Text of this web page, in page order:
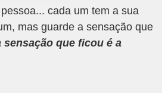
cada um tem a sua
mas guarde a sensação que
que ficou é a